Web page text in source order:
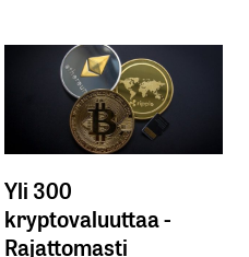
Yli 300
kryptovaluuttaa -
Rajattomasti